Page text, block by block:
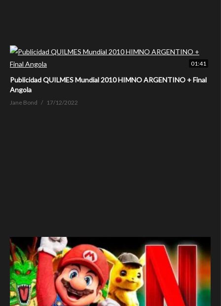
01:41
Publicidad QUILMES Mundial 2010 HIMNO ARGENTINO + Final
Angola
Jane Bond 17/12/2022